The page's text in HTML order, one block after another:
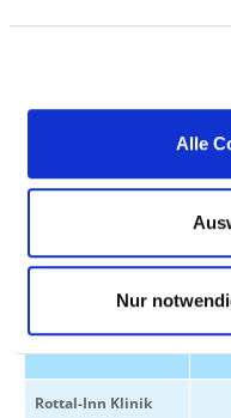
Alle
Nur
Passau
Ordenskliniken
gGmbH - Standort
Orden Passau
94032 Passau
Rottal-Inn Klinik